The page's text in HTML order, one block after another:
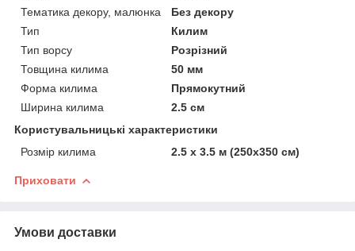
Тематика декору, малюнка
Без декору
Тип
Килим
Тип ворсу
Розрізний
Товщина килима
50 мм
Форма килима
Прямокутний
Ширина килима
2.5 см
Користувальницькі характеристики
Розмір килима
2.5 х 3.5 м (250х350 см)
Приховати
Умови доставки